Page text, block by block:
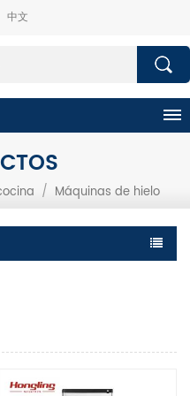
中文
/ Máquinas de hielo